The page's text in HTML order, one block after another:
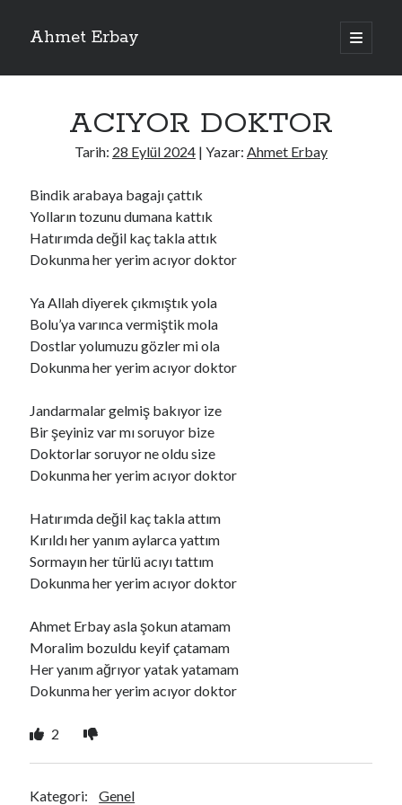
Ahmet Erbay
ana
menüyü
Yan
ELİF BENİ BIRAKMA
ÖLÜM GELSİN
DOĞRU YOLDAN ÇIKAMAM
Son Yorumlar
BAĞIŞLA ADINIiçindario72
BAĞIŞLA ADINIiçinold_betty6573
BAĞIŞLA ADINIiçinfoodie22
BAĞIŞLA ADINIiçinZoe72
Ara
ACIYOR DOKTOR
Tarih: 28 Eylül 2024 | Yazar: Ahmet Erbay
Bindik arabaya bagajı çattık
Yolların tozunu dumana kattık
Hatırımda değil kaç takla attık
Dokunma her yerim acıyor doktor
Ya Allah diyerek çıkmıştık yola
Bolu’ya varınca vermiştik mola
Dostlar yolumuzu gözler mi ola
Dokunma her yerim acıyor doktor
Jandarmalar gelmiş bakıyor ize
Bir şeyiniz var mı soruyor bize
Doktorlar soruyor ne oldu size
Dokunma her yerim acıyor doktor
Hatırımda değil kaç takla attım
Kırıldı her yanım aylarca yattım
Sormayın her türlü acıyı tattım
Dokunma her yerim acıyor doktor
Ahmet Erbay asla şokun atamam
Moralim bozuldu keyif çatamam
Her yanım ağrıyor yatak yatamam
Dokunma her yerim acıyor doktor
2
Kategori: Genel